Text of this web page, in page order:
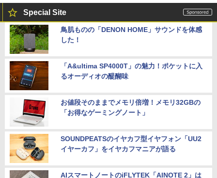
Special Site
鳥肌ものの「DENON HOME」サウンドを体感
した！
「A&ultima SP4000T」の魅力！ポケットに入
るオーディオの醍醐味
お値段そのままでメモリ倍増！メモリ32GBの
「お得なゲーミングノート」
SOUNDPEATSのイヤカフ型イヤフォン「UU2
イヤーカフ」をイヤカフマニアが語る
AIスマートノートのiFLYTEK「AINOTE 2」は